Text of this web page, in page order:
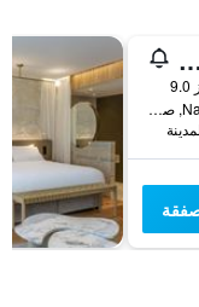
صوفيا
4 Narodno Sabranie Sq, صوفيا, بلغاريا